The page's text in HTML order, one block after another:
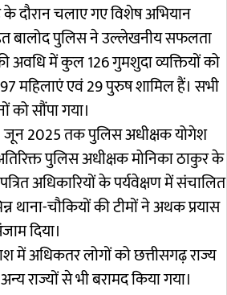
दौरान चलाए गए विशेष अभियान
बालोद पुलिस ने उल्लेखनीय सफलता
अवधि में कुल 126 गुमशुदा व्यक्तियों को
महिलाएं एवं 29 पुरुष शामिल हैं। सभी
सौंपा गया।
2025 तक पुलिस अधीक्षक योगेश
पुलिस अधीक्षक मोनिका ठाकुर के
अधिकारियों के पर्यवेक्षण में संचालित
थाना-चौकियों की टीमों ने अथक प्रयास
दिया।
में अधिकतर लोगों को छत्तीसगढ़ राज्य
राज्यों से भी बरामद किया गया।